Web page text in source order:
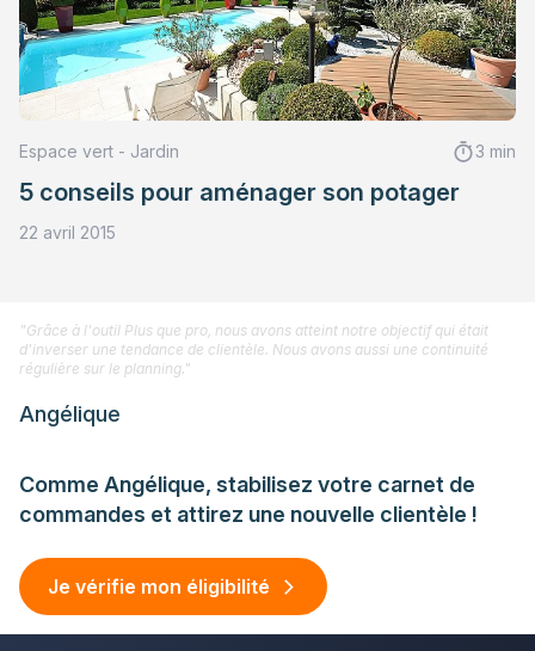
Espace vert - Jardin 3 min
5 conseils pour aménager son potager
22 avril 2015
Comme Angélique, stabilisez votre carnet de
commandes et attirez une nouvelle clientèle !
Je vérifie mon éligibilité
"Grâce à l'outil Plus que pro, nous avons atteint notre objectif qui était
d'inverser une tendance de clientèle. Nous avons aussi une continuité
régulière sur le planning."
Angélique